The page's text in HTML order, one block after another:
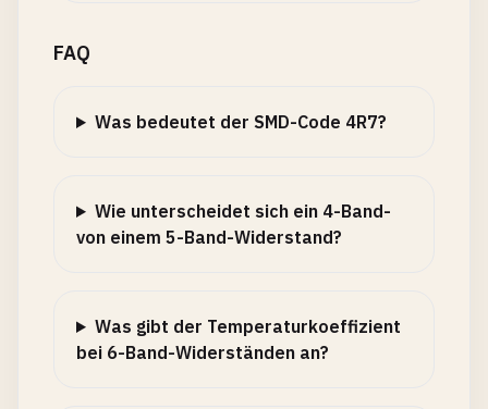
FAQ
Was bedeutet der SMD-Code 4R7?
Wie unterscheidet sich ein 4-Band-
von einem 5-Band-Widerstand?
Was gibt der Temperaturkoeffizient
bei 6-Band-Widerständen an?